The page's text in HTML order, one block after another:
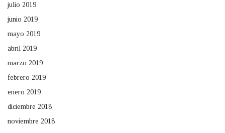
julio 2019
junio 2019
mayo 2019
abril 2019
marzo 2019
febrero 2019
enero 2019
diciembre 2018
noviembre 2018